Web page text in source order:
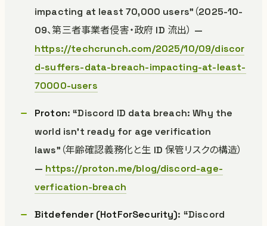
impacting at least 70,000 users”（2025-10-
09、第三者事業者侵害・政府 ID 流出） —
https://techcrunch.com/2025/10/09/discor
d-suffers-data-breach-impacting-at-least-
70000-users
Proton: “Discord ID data breach: Why the
world isn’t ready for age verification
laws”（年齢確認義務化と生 ID 保管リスクの構造）
— https://proton.me/blog/discord-age-
verfication-breach
Bitdefender (HotForSecurity): “Discord